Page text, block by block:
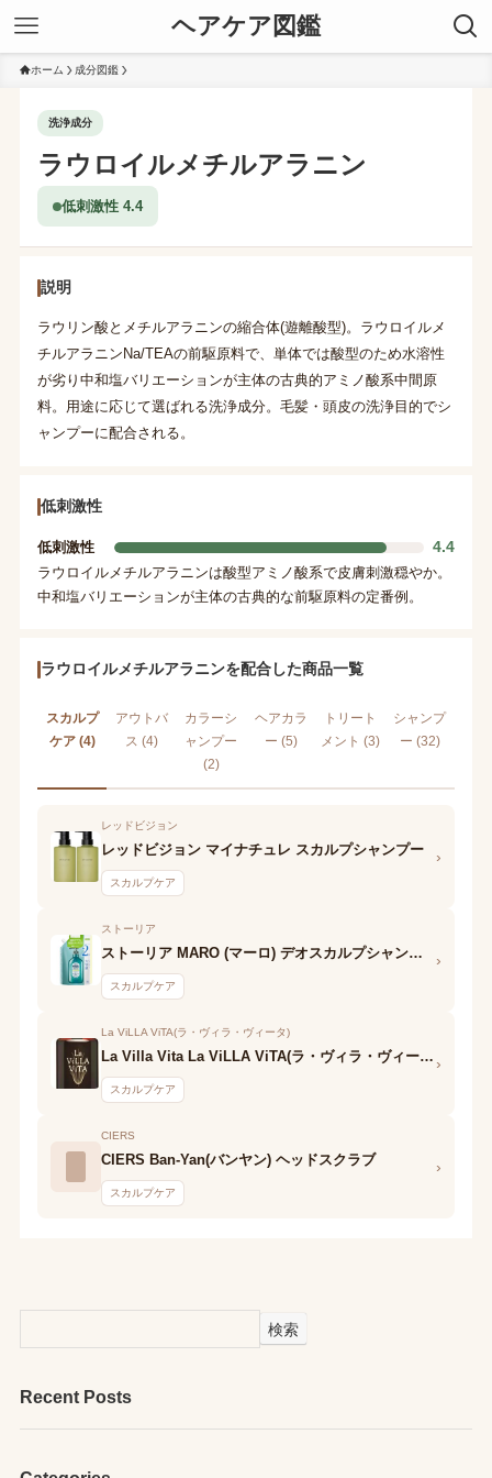
ヘアケア図鑑
ホーム 成分図鑑
洗浄成分
ラウロイルメチルアラニン
低刺激性 4.4
説明
ラウリン酸とメチルアラニンの縮合体(遊離酸型)。ラウロイルメ
チルアラニンNa/TEAの前駆原料で、単体では酸型のため水溶性
が劣り中和塩バリエーションが主体の古典的アミノ酸系中間原
料。用途に応じて選ばれる洗浄成分。毛髪・頭皮の洗浄目的でシ
ャンプーに配合される。
低刺激性
低刺激性 4.4
ラウロイルメチルアラニンは酸型アミノ酸系で皮膚刺激穏やか。
中和塩バリエーションが主体の古典的な前駆原料の定番例。
ラウロイルメチルアラニンを配合した商品一覧
スカルプ
ケア (4)
アウトバ
ス (4)
カラーシ
ャンプー
(2)
ヘアカラ
ー (5)
トリート
メント (3)
シャンプ
ー (32)
レッドビジョン
レッドビジョン マイナチュレ スカルプシャンプー
スカルプケア
›
ストーリア
ストーリア MARO (マーロ) デオスカルプシャンプー クール
スカルプケア
›
La ViLLA ViTA(ラ・ヴィラ・ヴィータ)
La Villa Vita La ViLLA ViTA(ラ・ヴィラ・ヴィータ) Re:hair Spa Scalp Cleansing Foam
スカルプケア
›
CIERS
CIERS Ban-Yan(バンヤン) ヘッドスクラブ
スカルプケア
›
検索
Recent Posts